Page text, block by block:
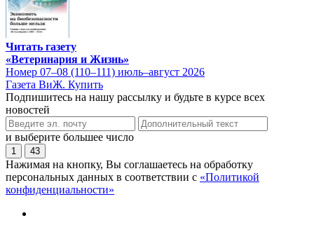
Читать газету
«Ветеринария и Жизнь»
Номер 07–08 (110–111) июль–август 2026
Газета ВиЖ. Купить
Подпишитесь на нашу рассылку и будьте в курсе всех
новостей
и выберите большее число
1 43
Нажимая на кнопку, Вы соглашаетесь на обработку
персональных данных в соответствии с «Политикой
конфиденциальности»